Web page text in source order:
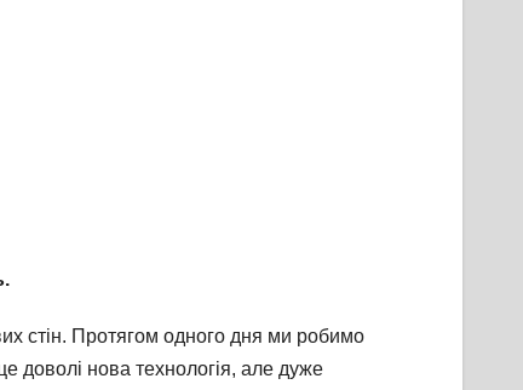
стін. Протягом одного дня ми робимо
доволі нова технологія, але дуже